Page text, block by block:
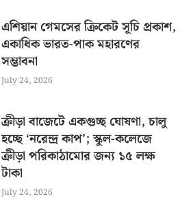
এশিয়ান গেমসের ক্রিকেট সূচি প্রকাশ,
একাধিক ভারত-পাক মহারণের
সম্ভাবনা
July 24, 2026
ক্রীড়া বাজেটে একগুচ্ছ ঘোষণা, চালু
হচ্ছে ‘নরেন্দ্র কাপ’; স্কুল-কলেজে
ক্রীড়া পরিকাঠামোর জন্য ১৫ লক্ষ
টাকা
July 24, 2026